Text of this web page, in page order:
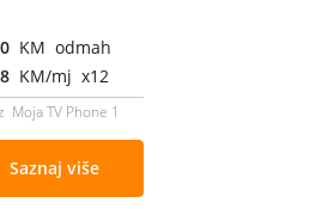
KM odmah
KM/mj x12
Moja TV Phone 1
Saznaj više